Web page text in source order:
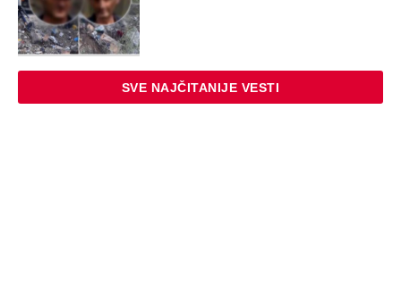
SVE NAJČITANIJE VESTI